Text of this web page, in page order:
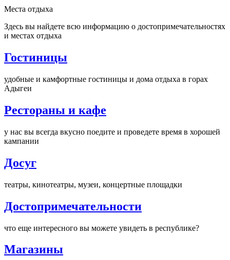
Места отдыха
Здесь вы найдете всю информацию о достопримечательностях
и местах отдыха
Гостиницы
удобные и камфортные гостиницы и дома отдыха в горах
Адыгеи
Рестораны и кафе
у нас вы всегда вкусно поедите и проведете время в хорошей
кампании
Досуг
театры, кинотеатры, музеи, концертные площадки
Достопримечательности
что еще интересного вы можете увидеть в республике?
Магазины